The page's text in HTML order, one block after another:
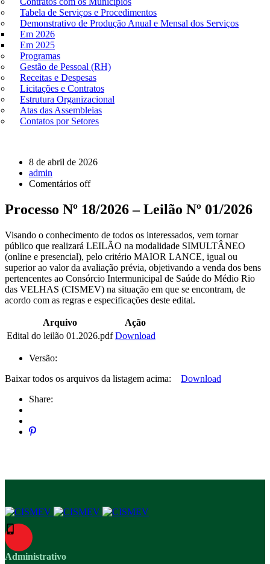
Tabela de Serviços e Procedimentos
Demonstrativo de Produção Anual e Mensal dos Serviços
Em 2026
Em 2025
Programas
Gestão de Pessoal (RH)
Receitas e Despesas
Licitações e Contratos
Estrutura Organizacional
Atas das Assembleias
Contatos por Setores
8 de abril de 2026
admin
Comentários off
Processo Nº 18/2026 – Leilão Nº 01/2026
Visando o conhecimento de todos os interessados, vem tornar
público que realizará LEILÃO na modalidade SIMULTÂNEO
(online e presencial), pelo critério MAIOR LANCE, igual ou
superior ao valor da avaliação prévia, objetivando a venda dos bens
pertencentes ao Consórcio Intermunicipal de Saúde do Médio Rio
das VELHAS (CISMEV) na situação em que se encontram, de
acordo com as regras e especificações deste edital.
Arquivo
Ação
Edital do leilão 01.2026.pdf Download
Versão:
Baixar todos os arquivos da listagem acima: Download
Share:
Administrativo